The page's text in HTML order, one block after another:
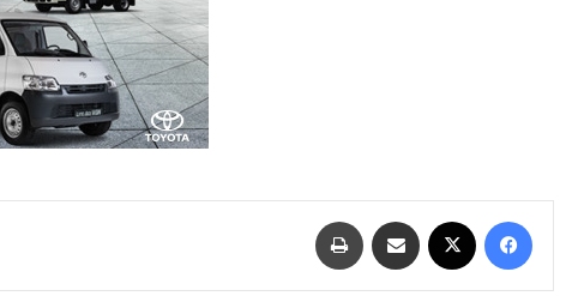
فيسبوك مشاركة عبر البريد